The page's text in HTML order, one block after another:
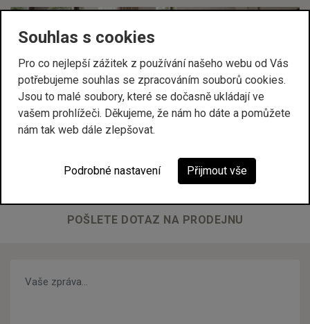
TIFFANY
POŠLETE DOTAZ NA PRODEJNU
Souhlas s cookies
Pro co nejlepší zážitek z používání našeho webu od Vás
potřebujeme souhlas se zpracováním souborů cookies.
Jsou to malé soubory, které se dočasně ukládají ve
vašem prohlížeči. Děkujeme, že nám ho dáte a pomůžete
nám tak web dále zlepšovat.
Podrobné nastavení Přijmout vše